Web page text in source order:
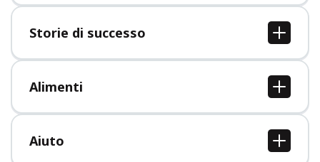
Chi siamo
Lavori
Stampa
Storie di successo
Tutte le storie di successo
Alimenti
Tutti i cibi
Aiuto